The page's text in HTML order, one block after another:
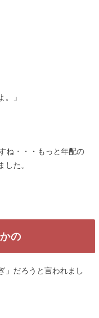
。」
ね・・・もっと年配の
した。
の
」だろうと言われまし